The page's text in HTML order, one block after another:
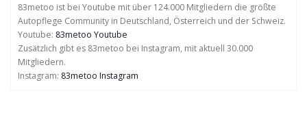
83metoo ist bei Youtube mit über 124.000 Mitgliedern die größte
Autopflege Community in Deutschland, Österreich und der Schweiz.
Youtube: 83metoo Youtube
Zusätzlich gibt es 83metoo bei Instagram, mit aktuell 30.000
Mitgliedern.
Instagram: 83metoo Instagram